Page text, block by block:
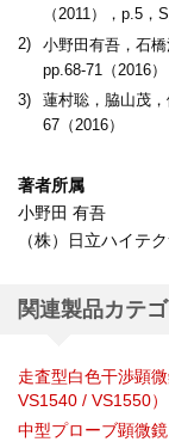
（2011），p.5，
2)
小野田有吾，石
pp.68-71（2016）
3)
蓮村聡，脇山茂
67（2016）
著者所属
小野田 有吾
（株）日立ハイテ
関連製品カテゴ
走査型白色干渉顕
VS1540 / VS1550）
中型プローブ顕微